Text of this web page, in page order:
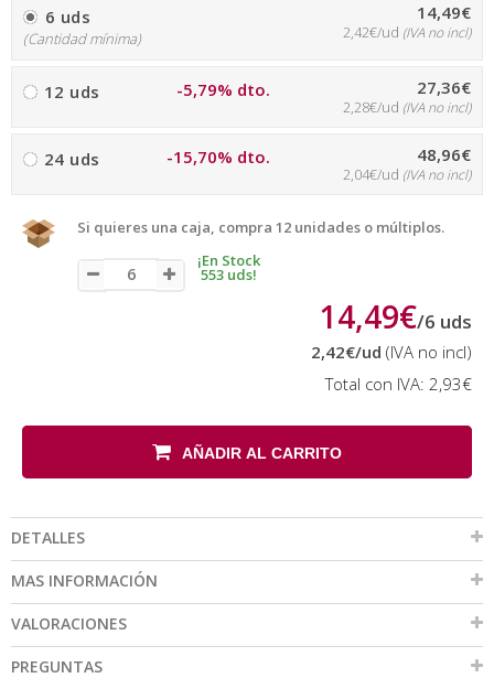
6 uds
(Cantidad mínima)
14,49€
2,42€/ud (IVA no incl)
12 uds -5,79% dto. 27,36€
2,28€/ud (IVA no incl)
24 uds -15,70% dto. 48,96€
2,04€/ud (IVA no incl)
Si quieres una caja, compra 12 unidades o múltiplos.
¡En Stock
553 uds!
14,49€/6 uds
2,42€/ud (IVA no incl)
Total con IVA: 2,93€
AÑADIR AL CARRITO
DETALLES
MAS INFORMACIÓN
VALORACIONES
PREGUNTAS